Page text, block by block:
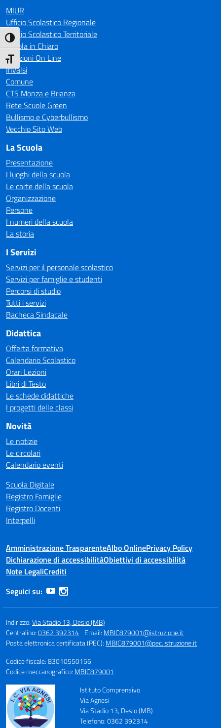
Attiva/disattiva alto contrasto
Attiva/disattiva dimensione testo
MIUR
Ufficio Scolastico Regionale
Ufficio Scolastico Territoriale
Scuola in Chiaro
Iscrizioni On Line
Invalsi
Comune
CTS Monza e Brianza
Rete Scuole Green
Bullismo e Cyberbullismo
Vecchio Sito Web
La Scuola
Presentazione
I luoghi della scuola
Le carte della scuola
Organizzazione
Persone
I numeri della scuola
La storia
I Servizi
Servizi per il personale scolastico
Servizi per famiglie e studenti
Percorsi di studio
Tutti i servizi
Bacheca Sindacale
Didattica
Offerta formativa
Calendario Scolastico
Orari Lezioni
Libri di Testo
Le schede didattiche
I progetti delle classi
Novità
Le notizie
Le circolari
Calendario eventi
Scuola Digitale
Registro Famiglie
Registro Docenti
Interpelli
Amministrazione TrasparenteAlbo OnlinePrivacy Policy
Dichiarazione di accessibilitàObiettivi di accessibilità
Note LegaliCrediti
Seguici su:
Indirizzo:Via Stadio 13, Desio (MB)
Centralino:0362 392314 Email: MBIC879001@istruzione.it
Posta elettronica certificata (PEC): MBIC879001@pec.istruzione.it
Codice fiscale: 83010550156
Codice meccanografico: MBIC879001
Istituto Comprensivo
Via Agnesi
Via Stadio 13, Desio (MB)
Telefono: 0362 392314